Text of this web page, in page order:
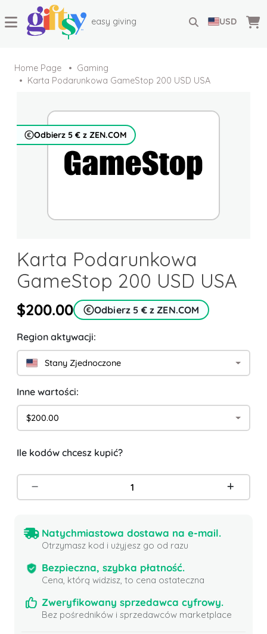
easy giving USD
Home Page
Gaming
Karta Podarunkowa GameStop 200 USD USA
Odbierz 5 € z ZEN.COM
Karta Podarunkowa
GameStop 200 USD USA
$200.00 Odbierz 5 € z ZEN.COM
Region aktywacji:
Stany Zjednoczone
Inne wartości:
$200.00
Ile kodów chcesz kupić?
Natychmiastowa dostawa na e-mail.
Otrzymasz kod i użyjesz go od razu
Bezpieczna, szybka płatność.
Cena, którą widzisz, to cena ostateczna
Zweryfikowany sprzedawca cyfrowy.
Bez pośredników i sprzedawców marketplace